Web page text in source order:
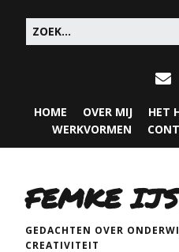
HOME OVER MIJ
HET
WERKVORMEN
FEMKE
GEDACHTEN OVER
CREATIVITEIT